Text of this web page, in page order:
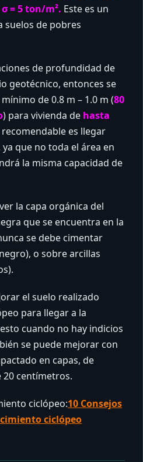
σ = 5 ton/m². Este es un
suelos de pobres
de profundidad de
geotécnico, entonces se
de 0.8 m – 1.0 m (80
) para vivienda de hasta
es llegar
que no toda el área en
la misma capacidad de
la capa orgánica del
que se encuentra en la
se debe cimentar
o sobre arcillas
el suelo realizado
para llegar a la
cuando no hay indicios
se puede mejorar con
en capas, de
20 centímetros.
ciclópeo:10 Consejos
ciclópeo